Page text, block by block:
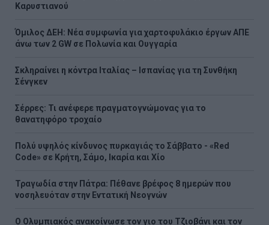
Καρυστιανού
Όμιλος ΔΕΗ: Νέα συμφωνία για χαρτοφυλάκιο έργων ΑΠΕ
άνω των 2 GW σε Πολωνία και Ουγγαρία
Σκληραίνει η κόντρα Ιταλίας – Ισπανίας για τη Συνθήκη
Σένγκεν
Σέρρες: Τι ανέφερε πραγματογνώμονας για το
θανατηφόρο τροχαίο
Πολύ υψηλός κίνδυνος πυρκαγιάς το Σάββατο - «Red
Code» σε Κρήτη, Σάμο, Ικαρία και Χίο
Τραγωδία στην Πάτρα: Πέθανε βρέφος 8 ημερών που
νοσηλευόταν στην Εντατική Νεογνών
O Ολυμπιακός ανακοίνωσε τον γιο του Τζιοβάνι και τον